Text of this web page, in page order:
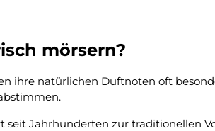
mörsern?
ihre natürlichen Duftnoten oft
seit Jahrhunderten zur traditionellen